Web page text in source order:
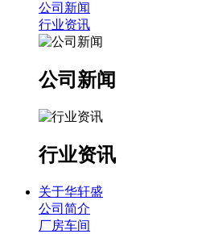
公司新闻
行业资讯
公司新闻
行业资讯
关于华轩盛
公司简介
厂房车间